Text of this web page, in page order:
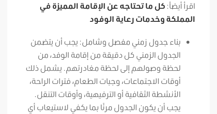
اقرأ أيضاً:كل ما تحتاجه عن الإقامة المميزة في
المملكة وخدمات رعاية الوفود
بناء جدول زمني مفصل وشامل: يجب أن يتضمن
الجدول الزمني كل دقيقة من إقامة الوفد، من
لحظة وصولهم إلى لحظة مغادرتهم. يشمل ذلك
أوقات الاجتماعات، وجبات الطعام، فترات الراحة،
الأنشطة الثقافية أو الترفيهية، وأوقات التنقل.
يجب أن يكون الجدول مرنًا بما يكفي لاستيعاب أي